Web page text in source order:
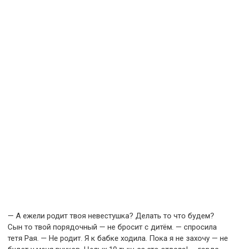
— А ежели родит твоя невестушка? Делать то что будем?
Сын то твой порядочный — не бросит с дитём. — спросила
тетя Рая. — Не родит. Я к бабке ходила. Пока я не захочу — не